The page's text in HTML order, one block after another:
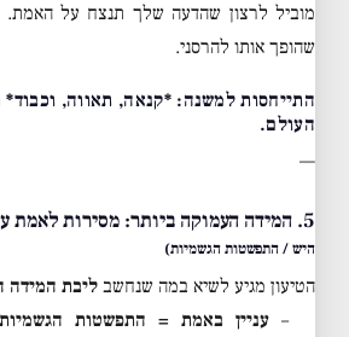
מוביל לרצון שהדעה שלך תנצח על האמת.
שהופך אותו להרסני.
התייחסות למשנה: *קנאה, תאווה, וכבוד*
העולם.
—
5. המידה העמוקה ביותר: מסירות לאמת על פני העצמי
היש / התפשטות הגשמיות)
הטיעון מגיע לשיא במה שנחשב ליבת המידה
–עניין באמת = התפשטות הגשמיות